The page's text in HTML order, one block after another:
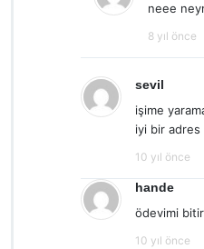
neee
8 yıl önce
sevil
işime
iyi bir adres
10 yıl önce
hande
ödevimi
10 yıl önce